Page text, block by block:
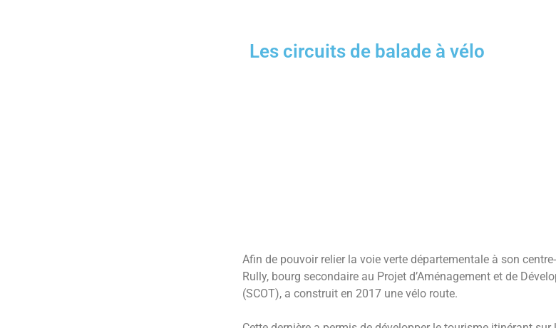
Les circuits de balade à vélo
Afin de pouvoir relier la voie verte départementale à son
Rully, bourg secondaire au Projet d’Aménagement et de
(SCOT), a construit en 2017 une vélo route.